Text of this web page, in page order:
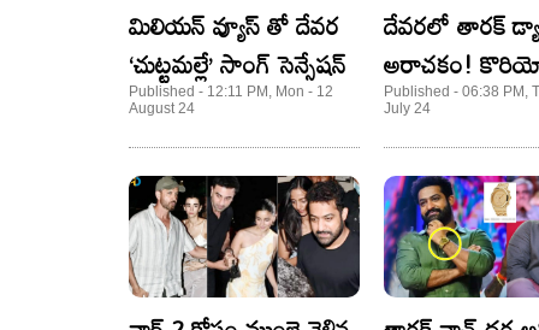
మిలియన్ వ్యూస్ తో దేవర
‘చుట్టమల్లే’ సాంగ్ సెన్సేషన్
Published - 12:11 PM, Mon - 12
August 24
దేవరలో తారక్
అరాచకం!
కామెంట్స్ తో
పూనకాలు!
Published - 06:38 PM,
July 24